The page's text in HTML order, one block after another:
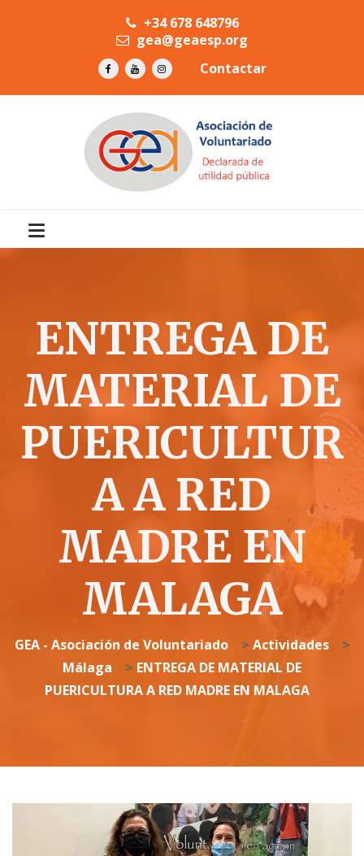
+34 678 648796
gea@geaesp.org
Contactar
ENTREGA DE
MATERIAL DE
PUERICULTUR
A A RED
MADRE EN
MALAGA
GEA - Asociación de Voluntariado > Actividades
>
Málaga
> ENTREGA DE MATERIAL DE
PUERICULTURA A RED MADRE EN MALAGA